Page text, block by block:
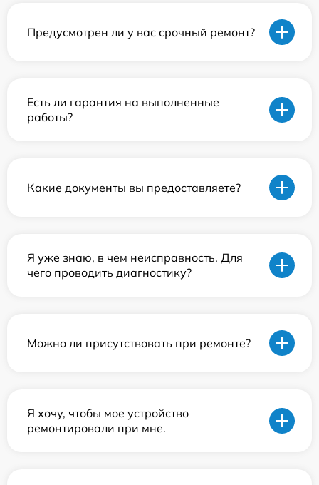
Предусмотрен ли у вас срочный ремонт?
Есть ли гарантия на выполненные
работы?
Какие документы вы предоставляете?
Я уже знаю, в чем неисправность. Для
чего проводить диагностику?
Можно ли присутствовать при ремонте?
Я хочу, чтобы мое устройство
ремонтировали при мне.